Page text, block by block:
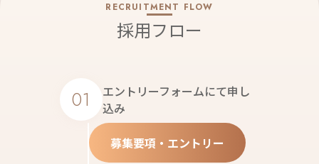
RECRUITMENT FLOW
採用フロー
01
エントリーフォームにて申し
込み
募集要項・エントリー